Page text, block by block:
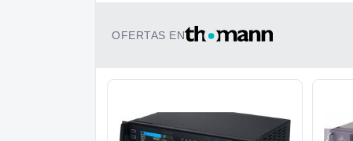
OFERTAS EN